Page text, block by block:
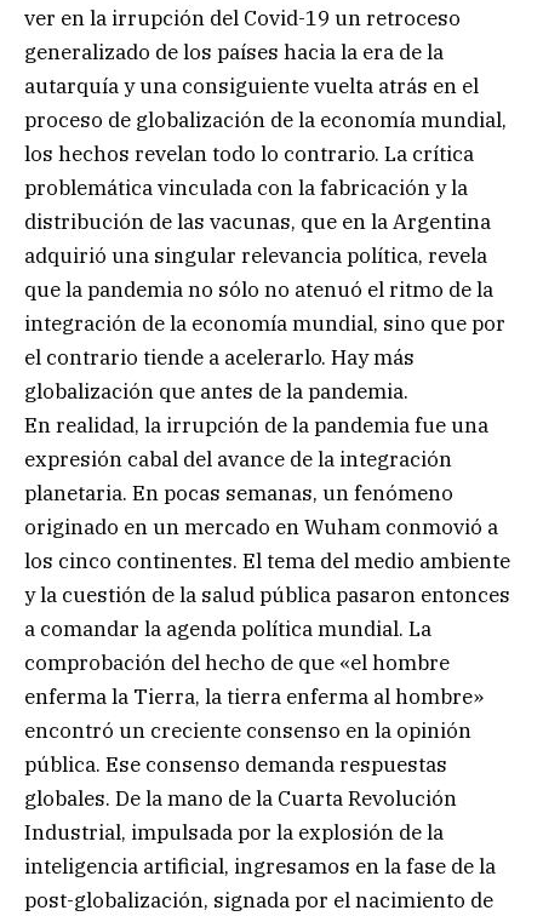
ver en la irrupción del Covid-19 un retroceso
generalizado de los países hacia la era de la
autarquía y una consiguiente vuelta atrás en el
proceso de globalización de la economía mundial,
los hechos revelan todo lo contrario. La crítica
problemática vinculada con la fabricación y la
distribución de las vacunas, que en la Argentina
adquirió una singular relevancia política, revela
que la pandemia no sólo no atenuó el ritmo de la
integración de la economía mundial, sino que por
el contrario tiende a acelerarlo. Hay más
globalización que antes de la pandemia.
En realidad, la irrupción de la pandemia fue una
expresión cabal del avance de la integración
planetaria. En pocas semanas, un fenómeno
originado en un mercado en Wuham conmovió a
los cinco continentes. El tema del medio ambiente
y la cuestión de la salud pública pasaron entonces
a comandar la agenda política mundial. La
comprobación del hecho de que «el hombre
enferma la Tierra, la tierra enferma al hombre»
encontró un creciente consenso en la opinión
pública. Ese consenso demanda respuestas
globales. De la mano de la Cuarta Revolución
Industrial, impulsada por la explosión de la
inteligencia artificial, ingresamos en la fase de la
post-globalización, signada por el nacimiento de